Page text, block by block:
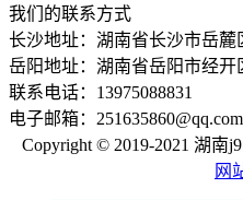
我们的联系方式
长沙地址：湖南省长沙市岳麓
岳阳地址：湖南省岳阳市经开
联系电话：13975088831
电子邮箱：251635860@qq.com
Copyright © 2019-2021 湖南
网